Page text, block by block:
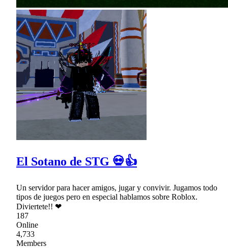
El Sotano de STG 💀👍
Un servidor para hacer amigos, jugar y convivir. Jugamos todo
tipos de juegos pero en especial hablamos sobre Roblox.
Diviertete!! ❤
187
Online
4,733
Members